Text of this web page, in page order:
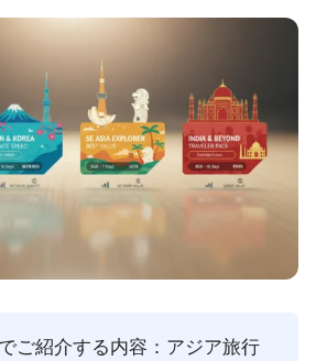
ご紹介する内容：アジア旅行